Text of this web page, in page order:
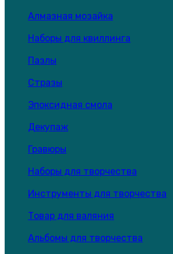
Алмазная мозайка
Наборы для квиллинга
Пазлы
Стразы
Эпоксидная смола
Декупаж
Гравюры
Наборы для творчества
Инструменты для творчества
Товар для валяния
Альбомы для творчества